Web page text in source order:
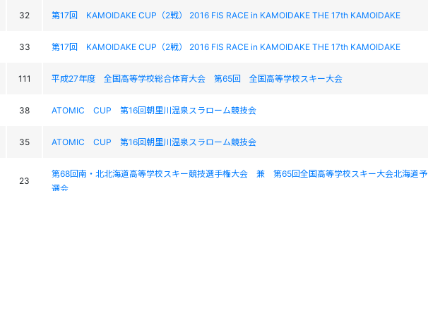
32 第17回 KAMOIDAKE CUP（2戦） 2016 FIS RACE in KAMOIDAKE THE 17th KAMOIDAKE
33 第17回 KAMOIDAKE CUP（2戦） 2016 FIS RACE in KAMOIDAKE THE 17th KAMOIDAKE
111 平成27年度 全国高等学校総合体育大会 第65回 全国高等学校スキー大会
38 ATOMIC CUP 第16回朝里川温泉スラローム競技会
35 ATOMIC CUP 第16回朝里川温泉スラローム競技会
23
第68回南・北北海道高等学校スキー競技選手権大会 兼 第65回全国高等学校スキー大会北海道予
選会